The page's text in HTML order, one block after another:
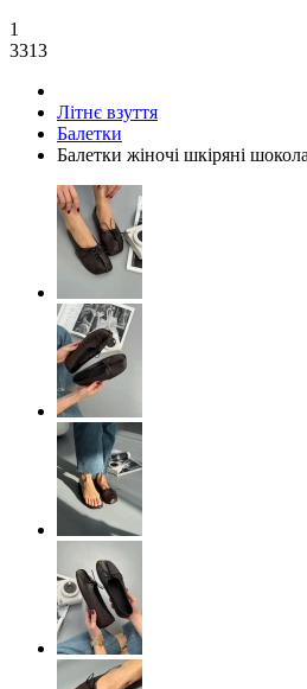
1
3313
Літнє взуття
Балетки
Балетки жіночі шкіряні